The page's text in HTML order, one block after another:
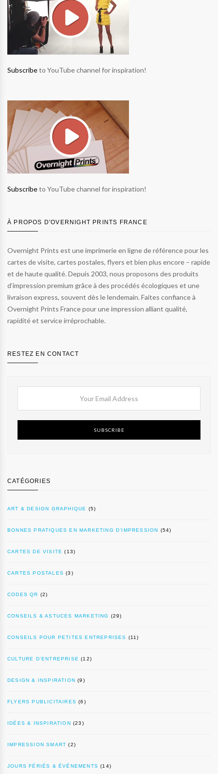
Subscribeto YouTube channel for inspiration!
Subscribeto YouTube channel for inspiration!
À PROPOS D'OVERNIGHT PRINTS FRANCE
Overnight Prints est une imprimerie en ligne de référence pour les
cartes de visite, cartes postales, flyers et bien plus encore – rapide
et de haute qualité. Depuis 2003, nous proposons des produits
d’impression premium grâce à des procédés écologiques et une
livraison express, souvent dès le lendemain. Faites confiance à
Overnight Prints France pour une impression alliant qualité,
rapidité et service irréprochable.
RESTEZ EN CONTACT
SUBSCRIBE
CATÉGORIES
ART & DESIGN GRAPHIQUE (5)
BONNES PRATIQUES EN MARKETING D’IMPRESSION (54)
CARTES DE VISITE (13)
CARTES POSTALES (3)
CODES QR (2)
CONSEILS & ASTUCES MARKETING (29)
CONSEILS POUR PETITES ENTREPRISES (11)
CULTURE D’ENTREPRISE (12)
DESIGN & INSPIRATION (9)
FLYERS PUBLICITAIRES (6)
IDÉES & INSPIRATION (23)
IMPRESSION SMART (2)
JOURS FÉRIÉS & ÉVÉNEMENTS (14)